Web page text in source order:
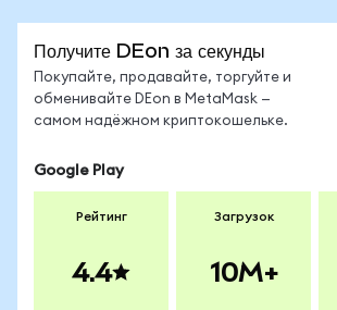
Получите DEon за секунды
Покупайте, продавайте, торгуйте и
обменивайте DEon в MetaMask —
самом надёжном криптокошельке.
Google Play
Рейтинг
4.4
Загрузок
10M+